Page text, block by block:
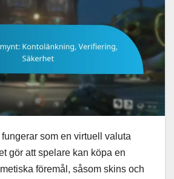
som en virtuell valuta
gör att spelare kan köpa en
föremål, såsom skins och